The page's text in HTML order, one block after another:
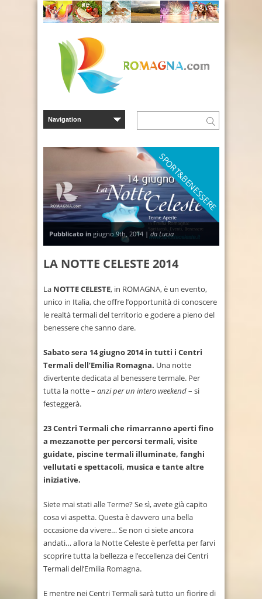
SPORT&BENESSERE
Pubblicato in giugno 9th, 2014 | da Lucia
LA NOTTE CELESTE 2014
La NOTTE CELESTE, in ROMAGNA, è un evento,
unico in Italia, che offre l’opportunità di conoscere
le realtà termali del territorio e godere a pieno del
benessere che sanno dare.
Sabato sera 14 giugno 2014 in tutti i Centri
Termali dell’Emilia Romagna. Una notte
divertente dedicata al benessere termale. Per
tutta la notte – anzi per un intero weekend– si
festeggerà.
23 Centri Termali che rimarranno aperti fino
a mezzanotte per percorsi termali, visite
guidate, piscine termali illuminate, fanghi
vellutati e spettacoli, musica e tante altre
iniziative.
Siete mai stati alle Terme? Se sì, avete già capito
cosa vi aspetta. Questa è davvero una bella
occasione da vivere… Se non ci siete ancora
andati… allora la Notte Celeste è perfetta per farvi
scoprire tutta la bellezza e l’eccellenza dei Centri
Termali dell’Emilia Romagna.
E mentre nei Centri Termali sarà tutto un fiorire di